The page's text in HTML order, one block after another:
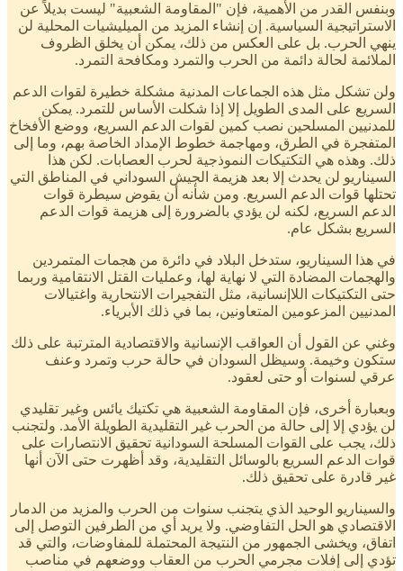
وبنفس القدر من الأهمية، فإن "المقاومة الشعبية" ليست بديلاً عن
الاستراتيجية السياسية. إن إنشاء المزيد من الميليشيات المحلية لن
ينهي الحرب. بل على العكس من ذلك، يمكن أن يخلق الظروف
الملائمة لحالة دائمة من الحرب والتمرد ومكافحة التمرد.
ولن تشكل مثل هذه الجماعات المدنية مشكلة خطيرة لقوات الدعم
السريع على المدى الطويل إلا إذا شكلت الأساس للتمرد. يمكن
للمدنيين المسلحين نصب كمين لقوات الدعم السريع، ووضع الأفخاخ
المتفجرة في الطرق، ومهاجمة خطوط الإمداد الخاصة بهم، وما إلى
ذلك. وهذه هي التكتيكات النموذجية لحرب العصابات. لكن هذا
السيناريو لن يحدث إلا بعد هزيمة الجيش السوداني في المناطق التي
تحتلها قوات الدعم السريع. ومن شأنه أن يقوض سيطرة قوات
الدعم السريع، لكنه لن يؤدي بالضرورة إلى هزيمة قوات الدعم
السريع بشكل عام.
في هذا السيناريو، ستدخل البلاد في دائرة من هجمات المتمردين
والهجمات المضادة التي لا نهاية لها، وعمليات القتل الانتقامية وربما
حتى التكتيكات اللاإنسانية، مثل التفجيرات الانتحارية واغتيالات
المدنيين المزعومين المتعاونين، بما في ذلك الأبرياء.
وغني عن القول أن العواقب الإنسانية والاقتصادية المترتبة على ذلك
ستكون وخيمة. وسيظل السودان في حالة حرب وتمرد وعنف
عرقي لسنوات أو حتى لعقود.
وبعبارة أخرى، فإن المقاومة الشعبية هي تكتيك يائس وغير تقليدي
لن يؤدي إلا إلى حالة من الحرب غير التقليدية الطويلة الأمد. ولتجنب
ذلك، يجب على القوات المسلحة السودانية تحقيق الانتصارات على
قوات الدعم السريع بالوسائل التقليدية، وقد أظهرت حتى الآن أنها
غير قادرة على تحقيق ذلك.
والسيناريو الوحيد الذي يتجنب سنوات من الحرب والمزيد من الدمار
الاقتصادي هو الحل التفاوضي. ولا يريد أي من الطرفين التوصل إلى
اتفاق، ويخشى الجمهور من النتيجة المحتملة للمفاوضات، والتي قد
تؤدي إلى إفلات مجرمي الحرب من العقاب ووضعهم في مناصب